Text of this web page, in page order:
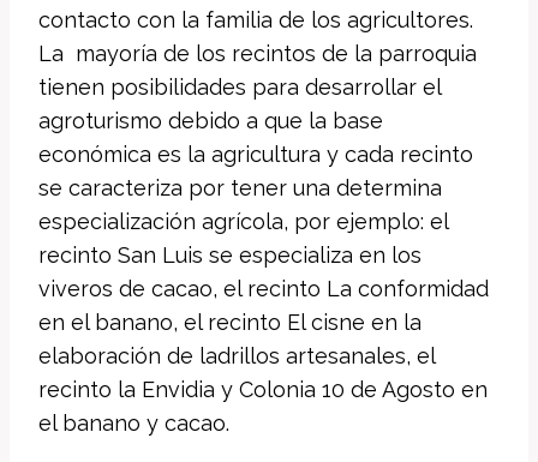
contacto con la familia de los agricultores.
La mayoría de los recintos de la parroquia
tienen posibilidades para desarrollar el
agroturismo debido a que la base
económica es la agricultura y cada recinto
se caracteriza por tener una determina
especialización agrícola, por ejemplo: el
recinto San Luis se especializa en los
viveros de cacao, el recinto La conformidad
en el banano, el recinto El cisne en la
elaboración de ladrillos artesanales, el
recinto la Envidia y Colonia 10 de Agosto en
el banano y cacao.